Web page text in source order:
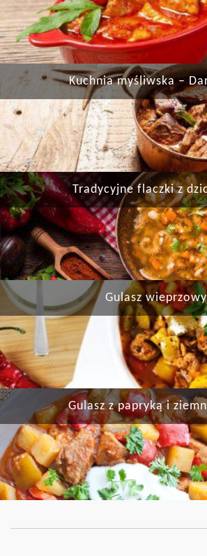
Kuchnia myśliwska –
Tradycyjne flaczki z
Gulasz wieprzowy
Gulasz z papryką i